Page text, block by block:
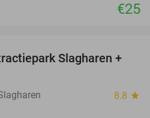
€25
41%
Slagharen +
8.8 star